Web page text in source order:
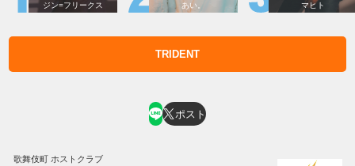
ジン=フリークス あい。 マヒト
TRIDENT
ポスト
歌舞伎町 ホストクラブ